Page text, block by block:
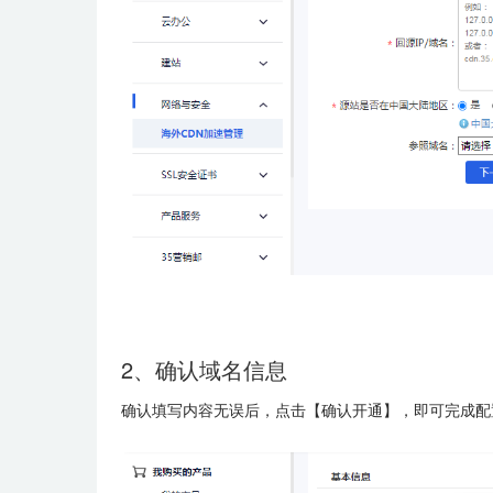
2、确认域名信息
确认填写内容无误后，点击【确认开通】，即可完成